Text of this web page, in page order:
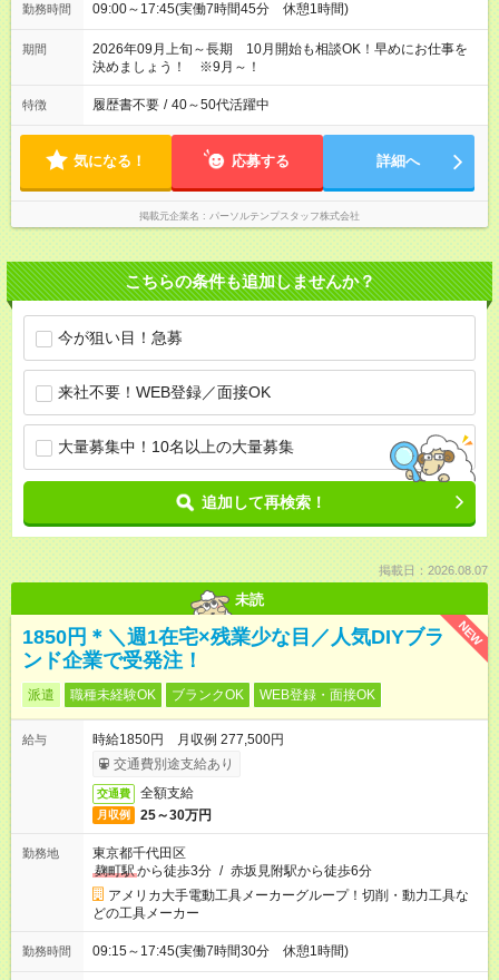
勤務時間 09:00～17:45(実働7時間45分 休憩1時間)
期間
2026年09月上旬～長期 10月開始も相談OK！早めにお仕事を
決めましょう！ ※9月～！
特徴 履歴書不要 / 40～50代活躍中
気になる！ 応募する 詳細へ
掲載元企業名 パーソルテンプスタッフ株式会社
こちらの条件も追加しませんか？
今が狙い目！急募
来社不要！WEB登録／面接OK
大量募集中！10名以上の大量募集
追加して再検索！
掲載日：2026.08.07
未読
NEW
1850円＊＼週1在宅×残業少な目／人気DIYブラ
ンド企業で受発注！
派遣 職種未経験OK ブランクOK WEB登録・面接OK
給与
時給1850円 月収例 277,500円
交通費別途支給あり
交通費 全額支給
月収例 25～30万円
勤務地
東京都千代田区
麹町駅から徒歩3分 / 赤坂見附駅から徒歩6分
アメリカ大手電動工具メーカーグループ！切削・動力工具な
どの工具メーカー
勤務時間 09:15～17:45(実働7時間30分 休憩1時間)